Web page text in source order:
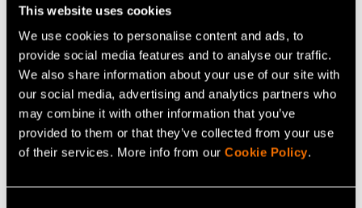
This website uses cookies
We use cookies to personalise content and ads, to
provide social media features and to analyse our traffic.
We also share information about your use of our site with
our social media, advertising and analytics partners who
may combine it with other information that you’ve
provided to them or that they’ve collected from your use
of their services. More info from our Cookie Policy.
Jaa